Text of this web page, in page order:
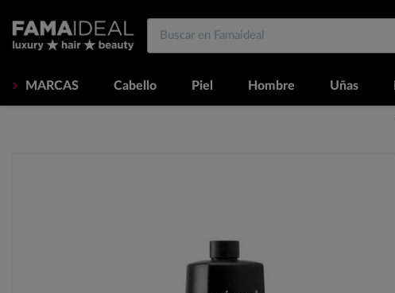
MARCAS Cabello Piel Hombre Uñas